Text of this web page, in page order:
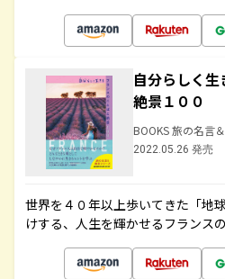
自分らしく
絶景１００
BOOKS 旅の名言
2022.05.26 発売
世界を４０年以上歩いてきた「地
けする、人生を輝かせるフランス